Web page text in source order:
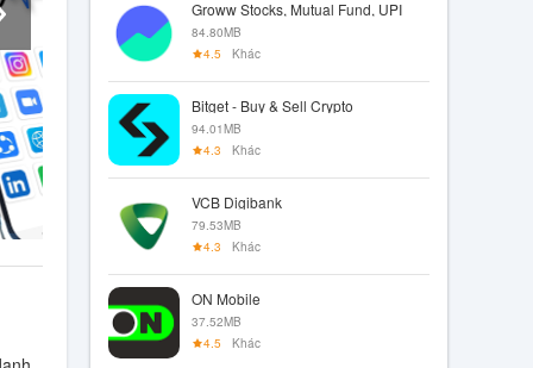
Groww Stocks, Mutual Fund, UPI
84.80MB
4.5
Khác
Bitget - Buy & Sell Crypto
94.01MB
4.3
Khác
VCB Digibank
79.53MB
4.3
Khác
ON Mobile
37.52MB
4.5
Khác